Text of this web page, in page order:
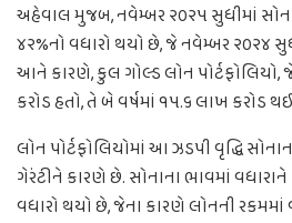
અહેવાલ મુજબ, નવેમ્બર ૨૦૨૫ સુધીમાં
૪૨%નો વધારો થયો છે, જે નવેમ્બર ૨૦૨૪
આને કારણે, કુલ ગોલ્ડ લોન પોર્ટફોલિયો,
કરોડ હતો, તે બે વર્ષમાં ૧૫.૬ લાખ કરોડ
લોન પોર્ટફોલિયોમાં આ ઝડપી વૃદ્ધિ
ગેરંટીને કારણે છે. સોનાના ભાવમાં વધારાને
વધારો થયો છે, જેના કારણે લોનની રકમમાં